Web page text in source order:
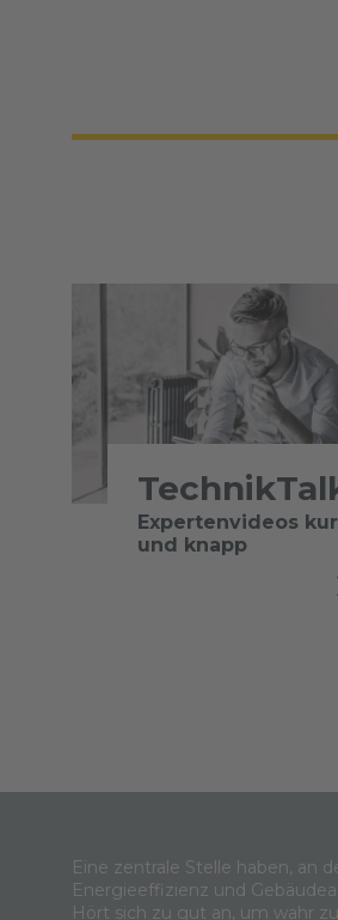
Expertenvideos
und knapp
Eine zentrale Stelle haben, an
Energieeffizienz und
Hört sich zu gut an, um wahr